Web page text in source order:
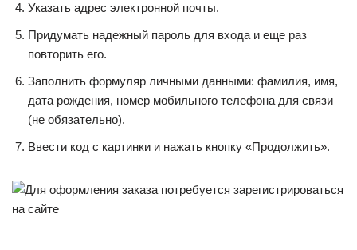
Указать адрес электронной почты.
Придумать надежный пароль для входа и еще раз
повторить его.
Заполнить формуляр личными данными: фамилия, имя,
дата рождения, номер мобильного телефона для связи
(не обязательно).
Ввести код с картинки и нажать кнопку «Продолжить».